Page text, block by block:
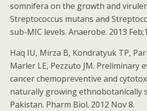
somnifera on the growth and
Streptococcus mutans and
sub-MIC levels. Anaerobe. 2013
Haq IU, Mirza B, Kondratyuk TP,
Marler LE, Pezzuto JM. Preliminary
cancer chemopreventive and
naturally growing ethnobotanically
Pakistan. Pharm Biol. 2012 Nov 8.